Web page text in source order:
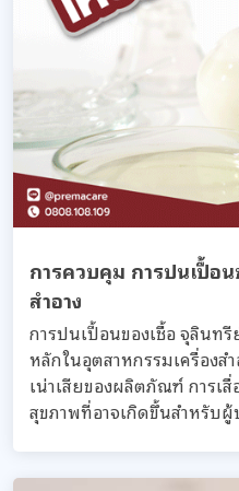
การควบคุม การปนเปื้อ
สำอาง
การปนเปื้อนของเชื้อ จุลินท
หลักในอุตสาหกรรมเครื่องส
เน่าเสียของผลิตภัณฑ์ การเ
สุขภาพที่อาจเกิดขึ้นสำหรับผู้